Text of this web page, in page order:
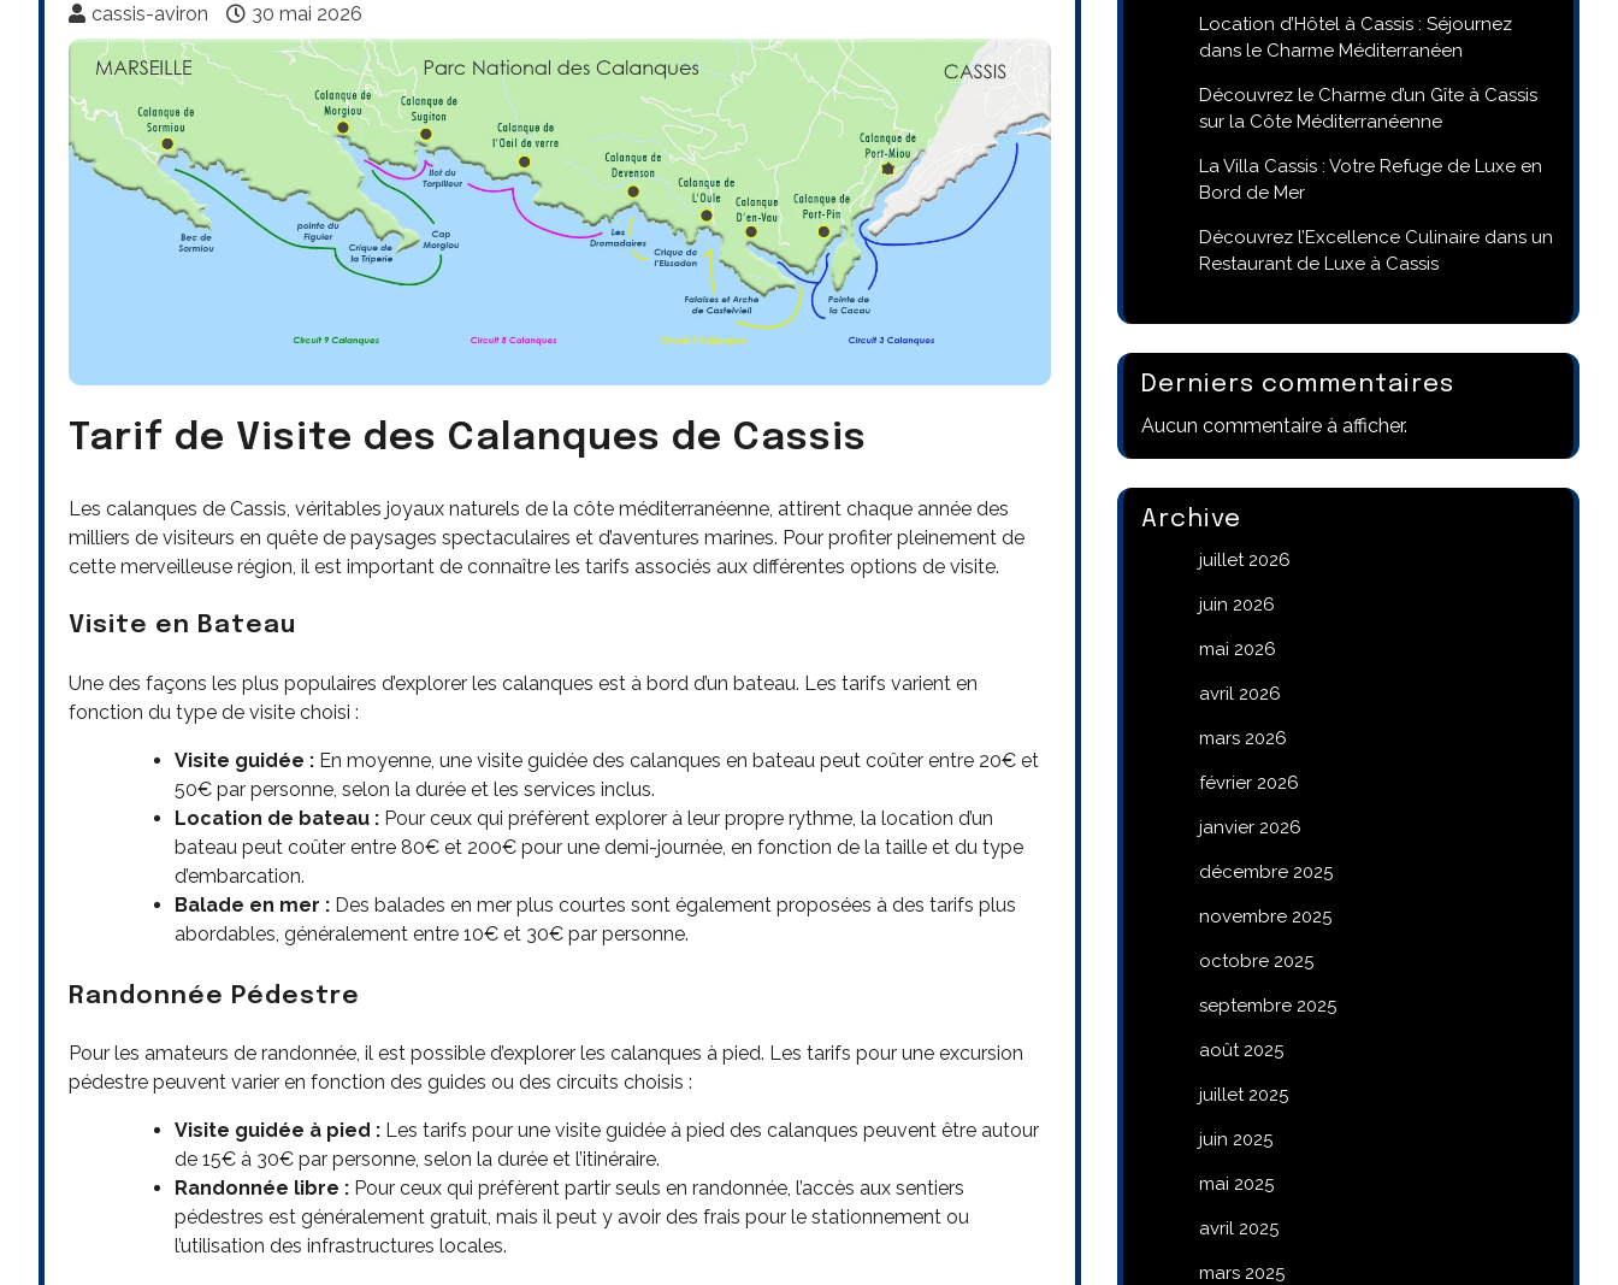
cassis-aviron 30 mai 2026
Tarif de Visite des Calanques de Cassis
Les calanques de Cassis, véritables joyaux naturels de la côte méditerranéenne, attirent chaque année des
milliers de visiteurs en quête de paysages spectaculaires et d’aventures marines. Pour profiter pleinement de
cette merveilleuse région, il est important de connaître les tarifs associés aux différentes options de visite.
Visite en Bateau
Une des façons les plus populaires d’explorer les calanques est à bord d’un bateau. Les tarifs varient en
fonction du type de visite choisi :
Visite guidée : En moyenne, une visite guidée des calanques en bateau peut coûter entre 20€ et
50€ par personne, selon la durée et les services inclus.
Location de bateau : Pour ceux qui préfèrent explorer à leur propre rythme, la location d’un
bateau peut coûter entre 80€ et 200€ pour une demi-journée, en fonction de la taille et du type
d’embarcation.
Balade en mer : Des balades en mer plus courtes sont également proposées à des tarifs plus
abordables, généralement entre 10€ et 30€ par personne.
Randonnée Pédestre
Pour les amateurs de randonnée, il est possible d’explorer les calanques à pied. Les tarifs pour une excursion
pédestre peuvent varier en fonction des guides ou des circuits choisis :
Visite guidée à pied : Les tarifs pour une visite guidée à pied des calanques peuvent être autour
de 15€ à 30€ par personne, selon la durée et l’itinéraire.
Randonnée libre : Pour ceux qui préfèrent partir seuls en randonnée, l’accès aux sentiers
pédestres est généralement gratuit, mais il peut y avoir des frais pour le stationnement ou
l’utilisation des infrastructures locales.
Location d’Hôtel à Cassis : Séjournez
dans le Charme Méditerranéen
Découvrez le Charme d’un Gîte à Cassis
sur la Côte Méditerranéenne
La Villa Cassis : Votre Refuge de Luxe en
Bord de Mer
Découvrez l’Excellence Culinaire dans un
Restaurant de Luxe à Cassis
Derniers commentaires
Aucun commentaire à afficher.
Archive
juillet 2026
juin 2026
mai 2026
avril 2026
mars 2026
février 2026
janvier 2026
décembre 2025
novembre 2025
octobre 2025
septembre 2025
août 2025
juillet 2025
juin 2025
mai 2025
avril 2025
mars 2025